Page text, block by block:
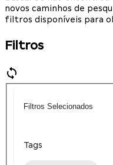
novos caminhos de
filtros disponíveis para
Filtros
Filtros Selecionados
Tags